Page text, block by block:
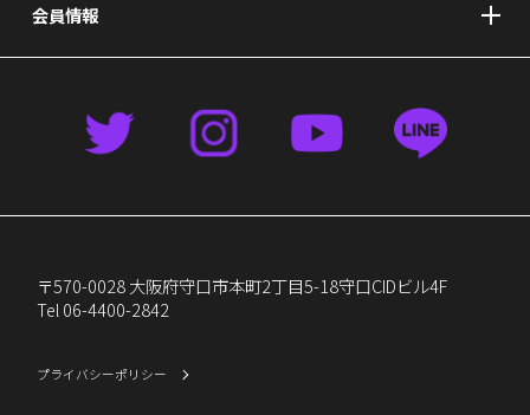
会員情報
〒570-0028 大阪府守口市本町2丁目5-18守口CIDビル4F
Tel 06-4400-2842
プライバシーポリシー